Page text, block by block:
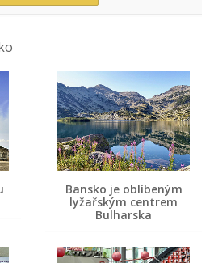
Bansko je oblíbeným
lyžařským centrem
Bulharska